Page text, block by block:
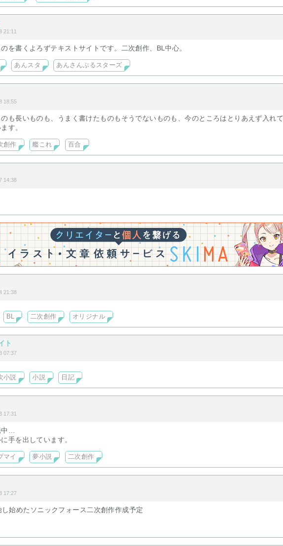
21:11
を書くよろずテキストサイトです。二次創作、BL中心。
あんスタ あんさんぶるスターズ
18:55
も長いものも、うまく書けたものもそうでないものも、今のところはとりあえず入れて
す。
創作 艦これ 百合
14:38
21:38
BL 二次創作 オリジナル
ト
07:37
小説 小説 日記
17:31
…
手を出しています。
マイ 夢小説 二次創作
17:27
始めたソニックフォース二次創作作成予定